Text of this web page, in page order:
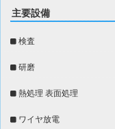
主要設備
検査
研磨
熱処理 表面処理
ワイヤ放電